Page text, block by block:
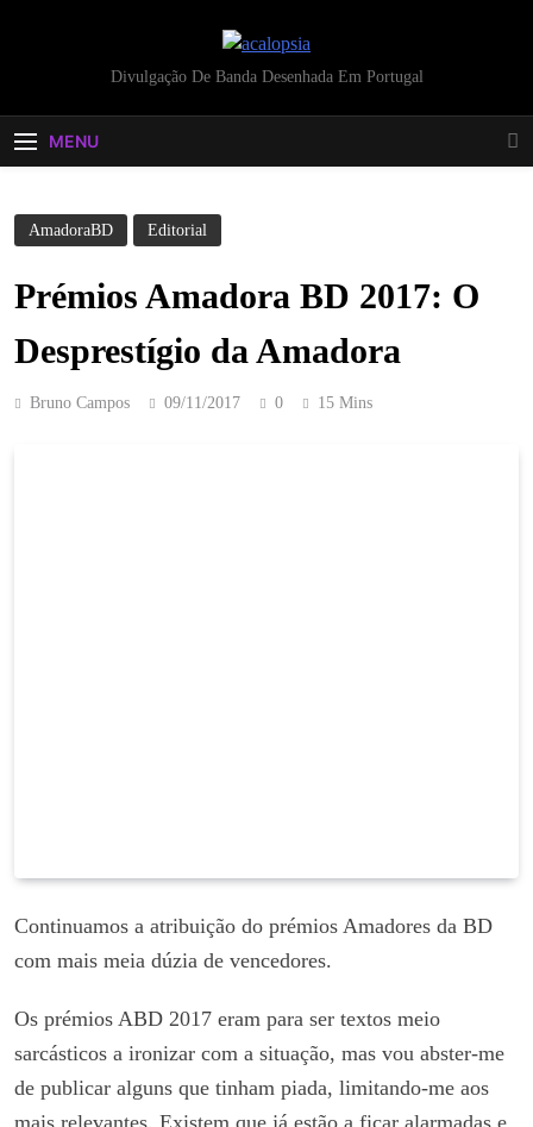
acalopsia
Divulgação De Banda Desenhada Em Portugal
MENU
AmadoraBD Editorial
Prémios Amadora BD 2017: O
Desprestígio da Amadora
Bruno Campos 09/11/2017 0 15 Mins
Continuamos a atribuição do prémios Amadores da BD
com mais meia dúzia de vencedores.
Os prémios ABD 2017 eram para ser textos meio
sarcásticos a ironizar com a situação, mas vou abster-me
de publicar alguns que tinham piada, limitando-me aos
mais relevantes. Existem que já estão a ficar alarmadas e